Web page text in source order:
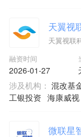
天翼视
天翼视联
融资时间
2026-01-27
涉及机构： 混改基
工银投资 海康威视
微联星